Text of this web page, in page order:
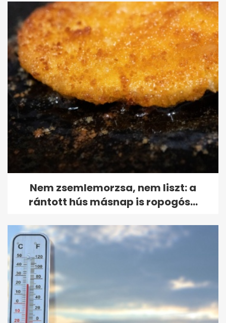
Nem zsemlemorzsa, nem liszt: a
rántott hús másnap is ropogós...